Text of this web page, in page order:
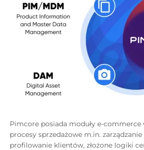
Pimcore posiada moduły e-commerce
procesy sprzedażowe m.in.
profilowanie klientów, złożone logiki